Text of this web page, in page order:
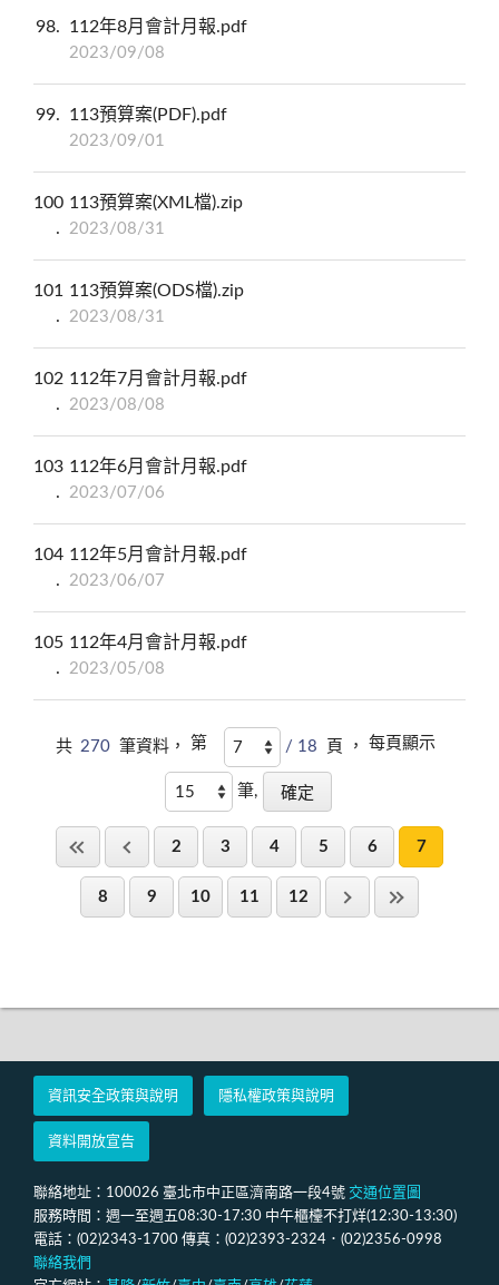
98 112年8月會計月報.pdf
2023/09/08
99 113預算案(PDF).pdf
2023/09/01
100 113預算案(XML檔).zip
2023/08/31
101 113預算案(ODS檔).zip
2023/08/31
102 112年7月會計月報.pdf
2023/08/08
103 112年6月會計月報.pdf
2023/07/06
104 112年5月會計月報.pdf
2023/06/07
105 112年4月會計月報.pdf
2023/05/08
共 270 筆資料， 第 / 18 頁 ， 每頁顯示
筆,
2 3 4 5 6 7
8 9 10 11 12
資訊安全政策與說明 隱私權政策與說明
資料開放宣告
聯絡地址：100026 臺北市中正區濟南路一段4號 交通位置圖
服務時間：週一至週五08:30-17:30 中午櫃檯不打烊(12:30-13:30)
電話：(02)2343-1700 傳真：(02)2393-2324．(02)2356-0998
聯絡我們